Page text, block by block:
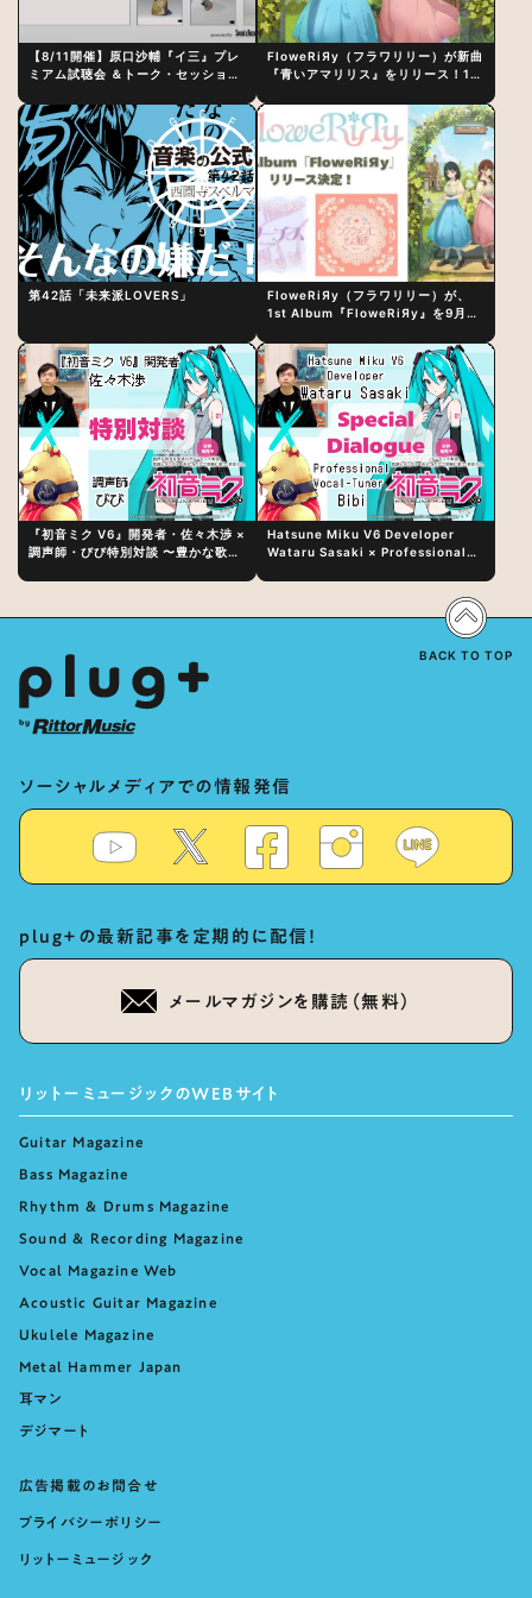
【8/11開催】原口沙輔『イ三』プレ
ミアム試聴会 ＆トーク・セッション
制作秘話
FloweRiЯy（フラワリリー）が新曲
『青いアマリリス』をリリース！1st
第42話「未来派LOVERS」
FloweRiЯy（フラワリリー）が、
1st Album『FloweRiЯy』を9月23
『初音ミク V6』開発者・佐々木渉 ×
調声師・びび特別対談 〜豊かな歌声
Hatsune Miku V6 Developer
Wataru Sasaki × Professional
Vocal Expression Lies in “Love
for the singing characters” and
ソーシャルメディアでの情報発信
plug+の最新記事を定期的に配信！
メールマガジンを購読（無料）
リットーミュージックのWEBサイト
Guitar Magazine
Bass Magazine
Rhythm & Drums Magazine
Sound & Recording Magazine
Vocal Magazine Web
Acoustic Guitar Magazine
Ukulele Magazine
Metal Hammer Japan
耳マン
デジマート
広告掲載のお問合せ
プライバシーポリシー
リットーミュージック
BACK TO TOP